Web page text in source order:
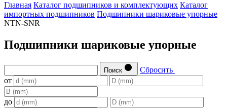
Главная Каталог подшипников и комплектующих Каталог
импортных подшипников Подшипники шариковые упорные
NTN-SNR
Подшипники шариковые упорные
Поиск
Сбросить
от
до